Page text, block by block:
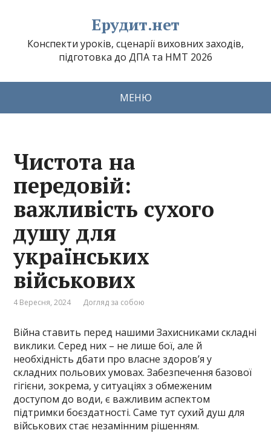
Ерудит.нет
Конспекти уроків, сценарії виховних заходів,
підготовка до ДПА та НМТ 2026
МЕНЮ
Чистота на
передовій:
важливість сухого
душу для
українських
військових
4 Вересня, 2024 Догляд за собою
Війна ставить перед нашими Захисниками складні
виклики. Серед них – не лише бої, але й
необхідність дбати про власне здоров’я у
складних польових умовах. Забезпечення базової
гігієни, зокрема, у ситуаціях з обмеженим
доступом до води, є важливим аспектом
підтримки боєздатності. Саме тут сухий душ для
військових стає незамінним рішенням.